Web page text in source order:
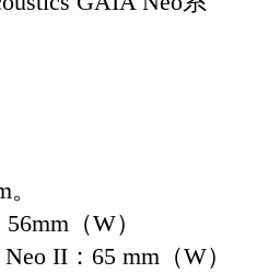
（W）
II：65 mm（W）